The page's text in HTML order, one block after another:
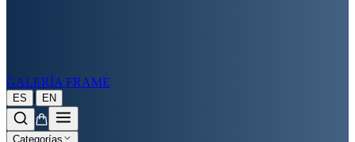
GALERÍA FRAME
ES | EN
Categorías